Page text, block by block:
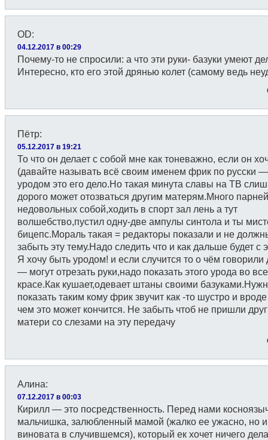
OD:
04.12.2017 в 00:29
Почему-то не спросили: a что эти руки- базуки умеют
Интересно, кто его этой дрянью колет (самому ведь
Пётр:
05.12.2017 в 19:21
То что он делает с собой мне как тоневажно, если он
(давайте называть всё своим именем фрик по русски
уродом это его дело.Но такая минута славы на ТВ
дорого может отозваться другим матерям.Много парней
недовольных собой,ходить в спорт зал лень а тут
волшебство,пустил одну-две ампулы синтола и ты
бицепс.Мораль такая = редакторы показали и не
забыть эту тему.Надо следить что и как дальше будет с
Я хочу быть уродом! и если случится то о чём говорили
— могут отрезать руки,надо показать этого урода во
красе.Как кушает,одевает штаны своими
показать таким кому фрик звучит как -то шустро и вроде
чем это может кончится. Не забыть чтоб не пришли
матери со слезами на эту передачу
Алина:
07.12.2017 в 00:03
Кирилл — это посредственность. Перед нами
мальчишка, залюбленный мамой (жалко ее ужасно, но
виновата в случившемся), который ек хочет ничего